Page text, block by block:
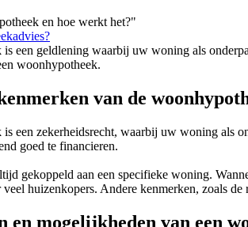
en hoe werkt het?"
een geldlening waarbij uw woning als
woonhypotheek.
van de
een zekerheidsrecht, waarbij uw woning als
goed te financieren.
gekoppeld aan een specifieke woning.
veel huizenkopers. Andere kenmerken, zoals
en mogelijkheden van een